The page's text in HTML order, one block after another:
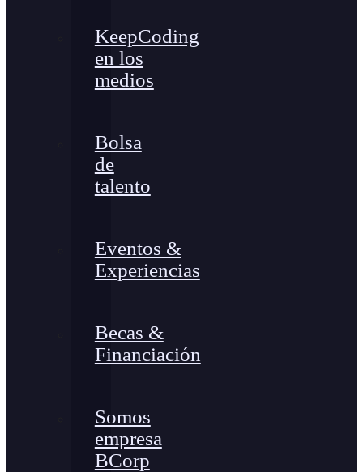
KeepCoding
en los
medios
Bolsa
de
talento
Eventos &
Experiencias
Becas &
Financiación
Somos
empresa
BCorp